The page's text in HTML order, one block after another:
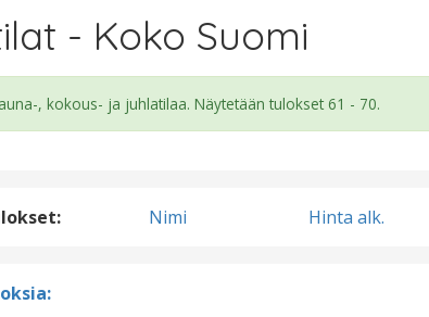
- Koko Suomi
, kokous- ja juhlatilaa. Näytetään tulokset 61 - 70.
Nimi Hinta alk.